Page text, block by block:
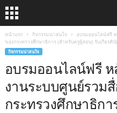
หน้าแรก กิจกรรมน่าสนใจ
อบรมออนไลน์ฟรี ห
ของกระทรวงศึกษาธิการ (สำหรับครูผู้สอน) รับเกียรติ
กิจกรรมน่าสนใจ
อบรมออนไลน์ฟรี
งานระบบศูนย์รวม
กระทรวงศึกษาธิก